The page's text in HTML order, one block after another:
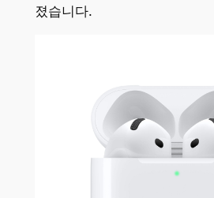
졌습니다.